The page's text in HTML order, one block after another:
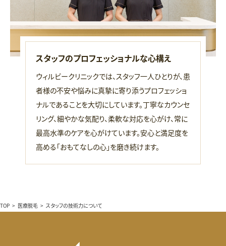
スタッフのプロフェッショナルな心構え
ウィルビークリニックでは、スタッフ一人ひとりが、患
者様の不安や悩みに真摯に寄り添うプロフェッショ
ナルであることを大切にしています。丁寧なカウンセ
リング、細やかな気配り、柔軟な対応を心がけ、常に
最高水準のケアを心がけています。安心と満足度を
高める「おもてなしの心」を磨き続けます。
TOP > 医療脱毛 > スタッフの技術力について